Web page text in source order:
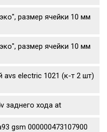
размер ячейки 10 мм
размер ячейки 10 мм
avs electric 1021 (к-т 2 шт)
заднего хода at
gsm 000000473107900